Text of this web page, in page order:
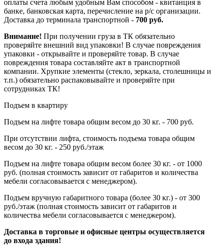
оплаты счета любым удобным Вам способом - квитанция в
банке, банковская карта, перечисление на р/с организации.
Доставка до терминала транспортной - 700 руб.
Внимание! При получении груза в ТК обязательно
проверяйте внешний вид упаковки! В случае повреждения
упаковки - открывайте и проверяйте товар. В случае
повреждения товара составляйте акт в транспортной
компании. Хрупкие элементы (стекло, зеркала, столешницы и
т.п.) обязательно распаковывайте и проверяйте при
сотрудниках ТК!
Подъем в квартиру
Подъем на лифте товара общим весом до 30 кг. - 700 руб.
При отсутствии лифта, стоимость подъема товара общим
весом до 30 кг. - 250 руб./этаж
Подъем на лифте товара общим весом более 30 кг. - от 1000
руб. (полная стоимость зависит от габаритов и количества
мебели согласовывается с менеджером).
Подъем вручную габаритного товара (более 30 кг.) - от 300
руб./этаж (полная стоимость зависит от габаритов и
количества мебели согласовывается с менеджером).
Доставка в торговые и офисные центры осуществляется
до входа здания!